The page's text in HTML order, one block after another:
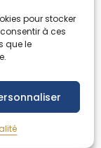
pour stocker
à ces
que le